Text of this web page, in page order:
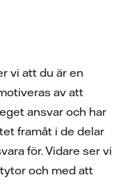
vi att du är en
av att
ansvar och har
framåt i de delar
för. Vidare ser vi
och med att